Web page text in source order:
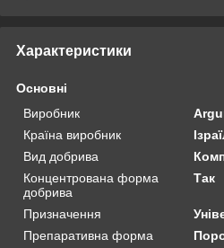
Характеристики
Основні
Виробник
Країна виробник
Вид добрива
Концентрована форма
добрива
Так
Призначення
Препаративна форма